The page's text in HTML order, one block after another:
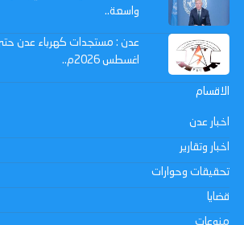
واسعة..
اغسطس 2026م..
الاقسام
اخبار عدن
اخبار وتقارير
تحقيقات وحوارات
قضايا
منوعات